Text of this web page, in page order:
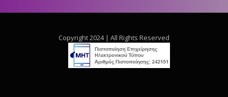
Copyright 2024 | All Rights Reserved